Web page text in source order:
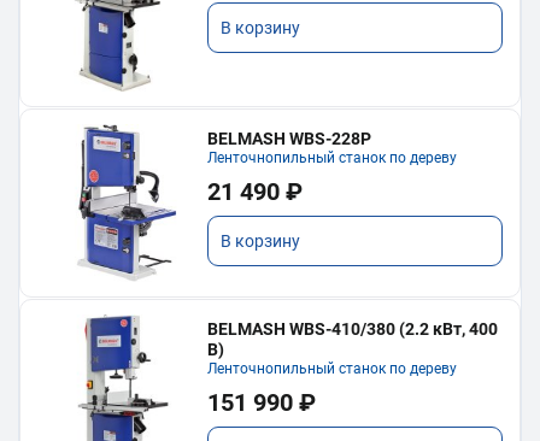
В корзину
BELMASH WBS-228P
Ленточнопильный станок по дереву
21 490 ₽
В корзину
BELMASH WBS-410/380 (2.2 кВт, 400
В)
Ленточнопильный станок по дереву
151 990 ₽